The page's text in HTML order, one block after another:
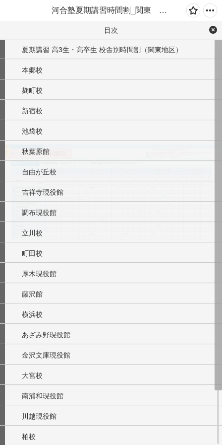
河合塾夏期講習時間割_関東 高3・高卒生版（時間割）
目次
夏期講習 高3生・高卒生 校舎別時間割（関東地区）
本郷校
麹町校
新宿校
池袋校
秋葉原館
自由が丘校
吉祥寺現役館
調布現役館
立川校
町田校
厚木現役館
藤沢館
横浜校
あざみ野現役館
金沢文庫現役館
大宮校
南浦和現役館
川越現役館
柏校